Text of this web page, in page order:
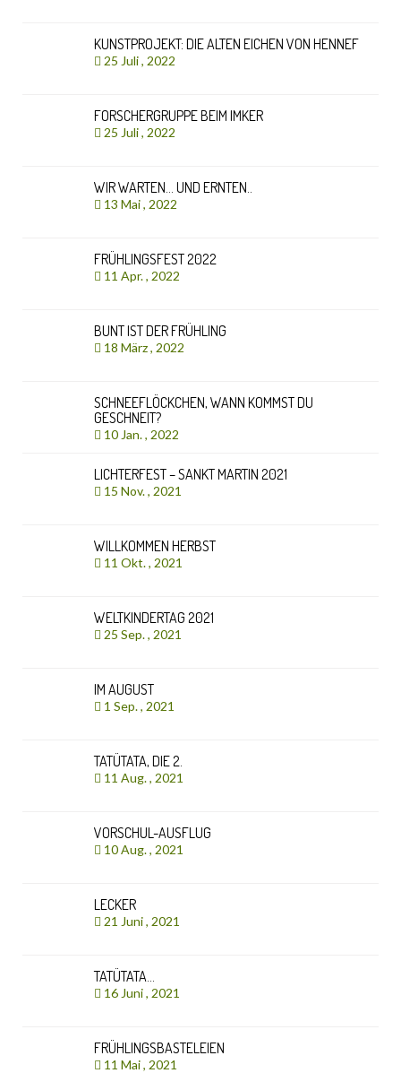
KUNSTPROJEKT: DIE ALTEN EICHEN VON HENNEF
25 Juli , 2022
FORSCHERGRUPPE BEIM IMKER
25 Juli , 2022
WIR WARTEN… UND ERNTEN..
13 Mai , 2022
FRÜHLINGSFEST 2022
11 Apr. , 2022
BUNT IST DER FRÜHLING
18 März , 2022
SCHNEEFLÖCKCHEN, WANN KOMMST DU
GESCHNEIT?
10 Jan. , 2022
LICHTERFEST – SANKT MARTIN 2021
15 Nov. , 2021
WILLKOMMEN HERBST
11 Okt. , 2021
WELTKINDERTAG 2021
25 Sep. , 2021
IM AUGUST
1 Sep. , 2021
TATÜTATA, DIE 2.
11 Aug. , 2021
VORSCHUL-AUSFLUG
10 Aug. , 2021
LECKER
21 Juni , 2021
TATÜTATA…
16 Juni , 2021
FRÜHLINGSBASTELEIEN
11 Mai , 2021